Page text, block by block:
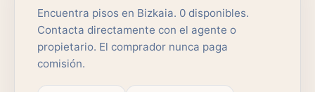
Encuentra pisos en Bizkaia. 0 disponibles.
Contacta directamente con el agente o
propietario. El comprador nunca paga
comisión.